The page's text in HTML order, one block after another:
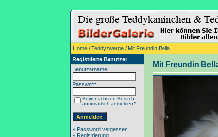
Home / Teddyzwerge / Mit Freundin Bella
Registrierte Benutzer
Benutzername:
Passwort:
Beim nächsten Besuch
automatisch anmelden?
» Password vergessen
» Registrierung
Mit Freundin